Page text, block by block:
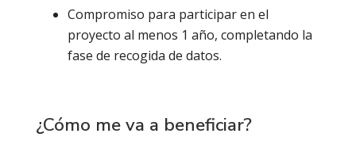
Compromiso para participar en el
proyecto al menos 1 año, completando la
fase de recogida de datos.
¿Cómo me va a beneficiar?